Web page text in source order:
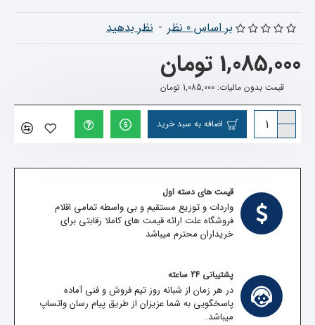
بر اساس 0 نظر - نظر بدهید
1,085,000 تومان
قیمت بدون مالیات: 1,085,000 تومان
اضافه به سبد خرید
قیمت های دسته اول
واردات و توزیع مستقیم و بی واسطه تمامی اقلام
فروشگاه علت ارائه قیمت های کاملا رقابتی برای
خریداران محترم میباشد
پشتیبانی 24 ساعته
در هر زمان از شبانه روز تیم فروش و فنی آماده
پاسخگویی به شما عزیزان از طریق پیام رسان واتساپ
میباشد.